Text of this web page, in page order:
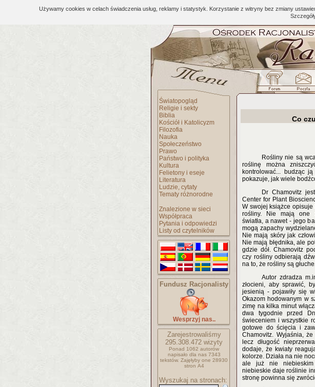
Używamy cookies w celach świadczenia usług, reklamy i statystyk. Korzystanie z witryny bez zmiany
Światopogląd
Religie i sekty
Biblia
Kościół i Katolicyzm
Filozofia
Nauka
Społeczeństwo
Prawo
Państwo i polityka
Kultura
Felietony i eseje
Literatura
Ludzie, cytaty
Tematy różnorodne
Znalezione w sieci
Współpraca
Pytania i odpowiedzi
Listy od czytelników
Fundusz Racjonalisty
Wesprzyj nas..
Zarejestrowaliśmy
295.308.472 wizyty
Ponad 1062 autorów
napisało dla nas 7343
tekstów. Zajęłyby one 28930
stron A4
Wyszukaj na stronach:
Co
Rośliny nie są
roślinę można
kontrolować... budząc
pokazuje, jak wiele
Dr Chamovitz
Center for Plant
W swojej książce
rośliny. Nie mają one
światła, a nawet - jego
mogą zapachy
Nie mają skóry jak
Nie mają błędnika, ale
gdzie dół. Chamovitz
czy rośliny odbierają
na to, że rośliny są
Autor zdradza
złocieni, aby sprawić,
jesienią - pojawiły się
Okazom hodowanym w
zimę na kilka minut
dwa tygodnie przed
świeceniem i wszystkie
gotowe do ścięcia i
Chamovitz. Wyjaśnia,
lecz długość
dodaje, że kwiaty
kolorze. Działa na nie
ale już nie
niebieskie daje roślinie
stronę powinna się